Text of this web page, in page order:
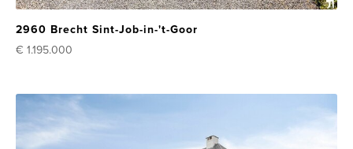
2960 Brecht Sint-Job-in-'t-Goor
€ 1.195.000